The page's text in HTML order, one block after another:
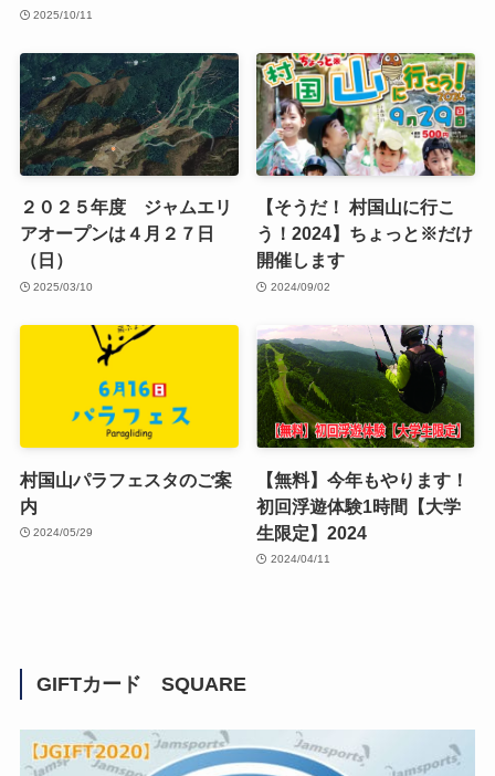
2025/10/11
２０２５年度 ジャムエリ
アオープンは４月２７日
（日）
2025/03/10
【そうだ！ 村国山に行こ
う！2024】ちょっと※だけ
開催します
2024/09/02
村国山パラフェスタのご案
内
2024/05/29
【無料】今年もやります！
初回浮遊体験1時間【大学
生限定】2024
2024/04/11
GIFTカード SQUARE